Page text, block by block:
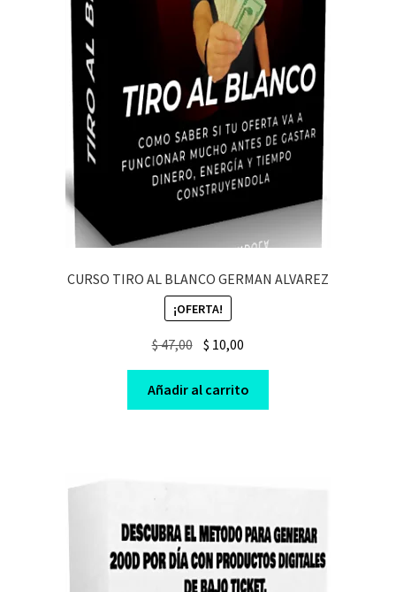
CURSO TIRO AL BLANCO GERMAN ALVAREZ
¡OFERTA!
$47,00 Original
price
was:
$ 47,00.
$ 10,00
price
is:
$ 10,00.
Añadir al carrito